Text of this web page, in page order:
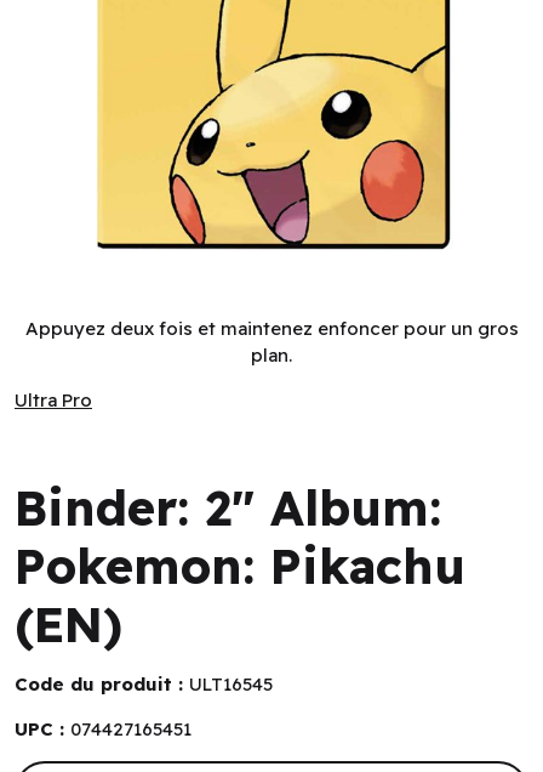
Appuyez deux fois et maintenez enfoncer pour un gros
plan.
Ultra Pro
Binder: 2" Album:
Pokemon: Pikachu
(EN)
Code du produit : ULT16545
UPC : 074427165451